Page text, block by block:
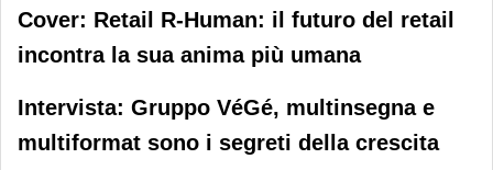
Cover: Retail R-Human: il futuro del retail
incontra la sua anima più umana
Intervista: Gruppo VéGé, multinsegna e
multiformat sono i segreti della crescita